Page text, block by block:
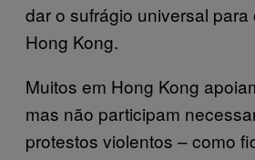
dar o sufrágio universal
Hong Kong.
Muitos em Hong Kong
mas não participam
protestos violentos – como